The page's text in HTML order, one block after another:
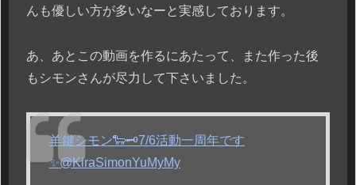
んも優しい方が多いなーと実感しております。
あ、あとこの動画を作るにあたって、また作った後
もシモンさんが尽力して下さいました。
羊鍵シモン🐑🗝7/6活動一周年です
✨@KiraSimonYuMyMy